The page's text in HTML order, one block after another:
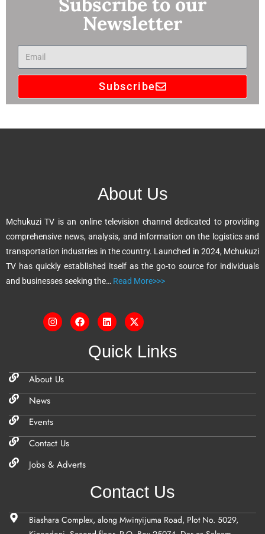
Newsletter
Subscribe
A
i
v
e
:
About Us
Mchukuzi TV is an online television channel dedicated to providing
comprehensive news, analysis, and information on the logistics and
transportation industries in the country. Launched in 2024, Mchukuzi
TV has quickly established itself as the go-to source for individuals
and businesses seeking the… Read More>>>
Quick Links
About Us
News
Events
Contact Us
Jobs & Adverts
Contact Us
Biashara Complex, along Mwinyijuma Road, Plot No. 5029,